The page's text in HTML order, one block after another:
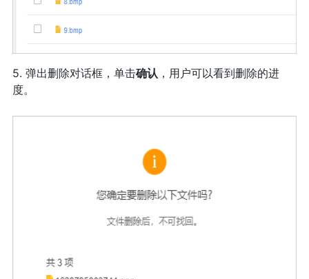
5. 弹出删除对话框，单击确认 ，用户可以看到删除的进
度。